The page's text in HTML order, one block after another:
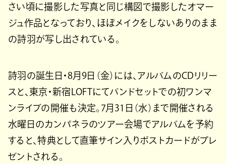
さい頃に撮影した写真と同じ構図で撮影したオマー
ジュ作品となっており、ほぼメイクをしないありのまま
の詩羽が写し出されている。
詩羽の誕生日・8月9日（金）には、アルバムのCDリリー
スと、東京・新宿LOFTにてバンドセットでの初ワンマ
ンライブの開催も決定。7月31日（水）まで開催される
水曜日のカンパネラのツアー会場でアルバムを予約
すると、特典として直筆サイン入りポストカードがプレ
ゼントされる。